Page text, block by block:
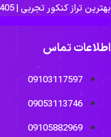
بهترین تراز کنکور تجربی | 1405 | جدول دقیق
اطلاعات تماس
09103117597
09053113746
09105882969